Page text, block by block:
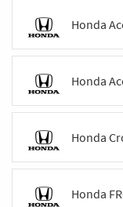
Honda
Honda
Honda
Honda